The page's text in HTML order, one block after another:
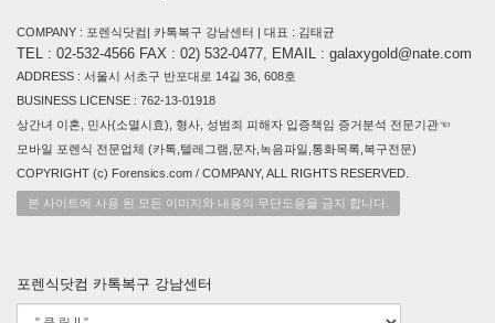
COMPANY : 포렌식닷컴| 카톡복구 강남센터 | 대표 : 김태균
TEL : 02-532-4566 FAX : 02) 532-0477, EMAIL : galaxygold@nate.com
ADDRESS : 서울시 서초구 반포대로 14길 36, 608호
BUSINESS LICENSE : 762-13-01918
상간녀 이혼, 민사(소멸시효), 형사, 성범죄 피해자 입증책임 증거분석 전문기관☜
모바일 포렌식 전문업체 (카톡,텔레그램,문자,녹음파일,통화목록,복구전문)
COPYRIGHT (c) Forensics.com / COMPANY, ALL RIGHTS RESERVED.
본 사이트에 사용 된 모든 이미지와 내용의 무단도용을 금지 합니다.
포렌식닷컴 카톡복구 강남센터